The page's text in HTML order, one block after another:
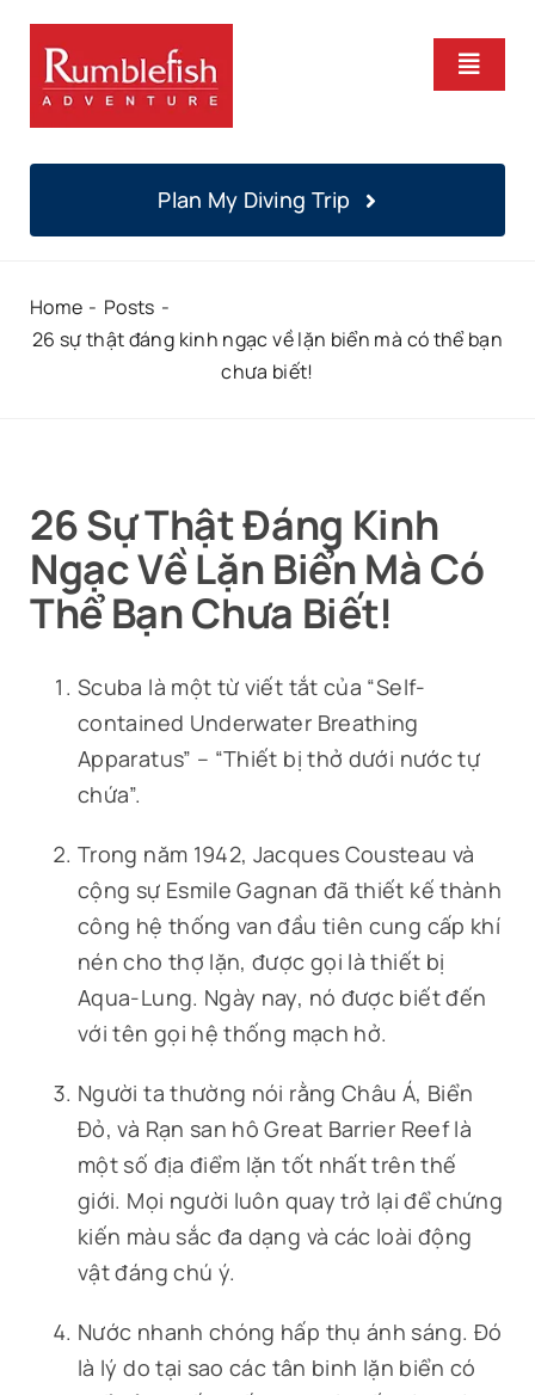
Skip
content
Toggle
Home
PADI Courses
Daily Diving
News
Contact
Plan My Diving Trip
Home
Posts
26 sự thật đáng kinh ngạc về lặn biển mà có thể bạn
chưa biết!
26 Sự Thật Đáng Kinh
Ngạc Về Lặn Biển Mà Có
Thể Bạn Chưa Biết!
Scuba là một từ viết tắt của “Self-
contained Underwater Breathing
Apparatus” – “Thiết bị thở dưới nước tự
chứa”.
Trong năm 1942, Jacques Cousteau và
cộng sự Esmile Gagnan đã thiết kế thành
công hệ thống van đầu tiên cung cấp khí
nén cho thợ lặn, được gọi là thiết bị
Aqua-Lung. Ngày nay, nó được biết đến
với tên gọi hệ thống mạch hở.
Người ta thường nói rằng Châu Á, Biển
Đỏ, và Rạn san hô Great Barrier Reef là
một số địa điểm lặn tốt nhất trên thế
giới. Mọi người luôn quay trở lại để chứng
kiến màu sắc đa dạng và các loài động
vật đáng chú ý.
Nước nhanh chóng hấp thụ ánh sáng. Đó
là lý do tại sao các tân binh lặn biển có